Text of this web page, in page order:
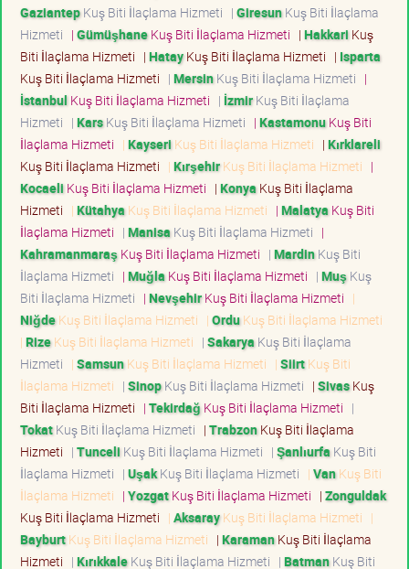
GaziantepKuş Biti İlaçlama Hizmeti | GiresunKuş Biti İlaçlama
Hizmeti | GümüşhaneKuş Biti İlaçlama Hizmeti | Hakkari Kuş
Biti İlaçlama Hizmeti | HatayKuş Biti İlaçlama Hizmeti | Isparta
Kuş Biti İlaçlama Hizmeti | MersinKuş Biti İlaçlama Hizmeti |
İstanbul Kuş Biti İlaçlama Hizmeti | İzmirKuş Biti İlaçlama
Hizmeti | KarsKuş Biti İlaçlama Hizmeti | KastamonuKuş Biti
İlaçlama Hizmeti | Kayseri Kuş Biti İlaçlama Hizmeti | Kırklareli
Kuş Biti İlaçlama Hizmeti | KırşehirKuş Biti İlaçlama Hizmeti |
Kocaeli Kuş Biti İlaçlama Hizmeti | Konya Kuş Biti İlaçlama
Hizmeti | Kütahya Kuş Biti İlaçlama Hizmeti | Malatya Kuş Biti
İlaçlama Hizmeti | Manisa Kuş Biti İlaçlama Hizmeti |
Kahramanmaraş Kuş Biti İlaçlama Hizmeti | MardinKuş Biti
İlaçlama Hizmeti | Muğla Kuş Biti İlaçlama Hizmeti | Muş Kuş
Biti İlaçlama Hizmeti | NevşehirKuş Biti İlaçlama Hizmeti |
NiğdeKuş Biti İlaçlama Hizmeti | OrduKuş Biti İlaçlama Hizmeti
| RizeKuş Biti İlaçlama Hizmeti | Sakarya Kuş Biti İlaçlama
Hizmeti | SamsunKuş Biti İlaçlama Hizmeti | SiirtKuş Biti
İlaçlama Hizmeti | SinopKuş Biti İlaçlama Hizmeti | SivasKuş
Biti İlaçlama Hizmeti | Tekirdağ Kuş Biti İlaçlama Hizmeti |
TokatKuş Biti İlaçlama Hizmeti | TrabzonKuş Biti İlaçlama
Hizmeti | Tunceli Kuş Biti İlaçlama Hizmeti | Şanlıurfa Kuş Biti
İlaçlama Hizmeti | UşakKuş Biti İlaçlama Hizmeti | VanKuş Biti
İlaçlama Hizmeti | YozgatKuş Biti İlaçlama Hizmeti | Zonguldak
Kuş Biti İlaçlama Hizmeti | AksarayKuş Biti İlaçlama Hizmeti |
BayburtKuş Biti İlaçlama Hizmeti | KaramanKuş Biti İlaçlama
Hizmeti | KırıkkaleKuş Biti İlaçlama Hizmeti | BatmanKuş Biti